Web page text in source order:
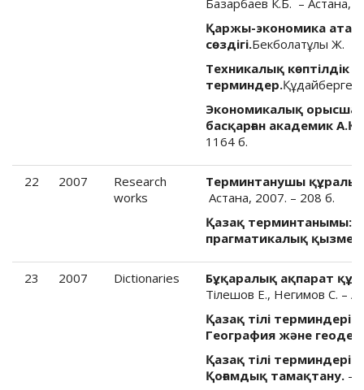
Қаржы-экономика
сөздігі.Бекболатұлы Ж. –
Техникалық көптілдік
терминдер.
Экономикалық
басқарған академик
1164 б.
22 2007
Research
works
Терминтанушы құралы
Астана, 2007. – 208 б.
Қазақ терминтанымы:
прагматикалық
23 2007 Dictionaries
Бұқаралық ақпарат
Тілешов Е., Негимов С. –
Қазақ тілі
География және
Қазақ тілі
Қоғамдық тамақтану. –